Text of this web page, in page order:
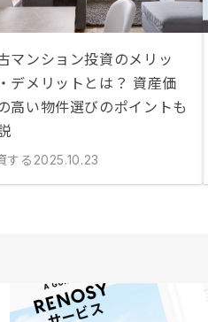
マンション投資のメリッ
デメリットとは？ 資産価
高い物件選びのポイントも
する 2025.10.23